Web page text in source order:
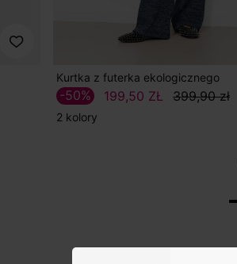
Kurtka z futerka ekologicznego
199,50 ZŁ 399,90 zł
-50%
2 kolory